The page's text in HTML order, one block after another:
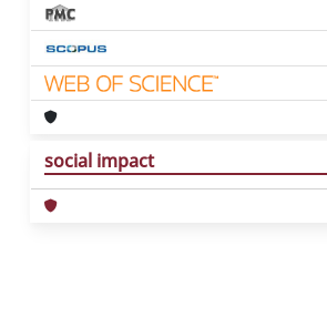
social impact